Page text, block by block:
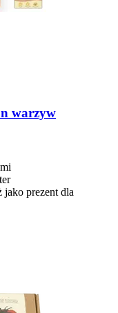
warzyw
jako prezent dla